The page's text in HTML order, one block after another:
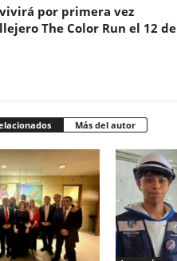
por primera vez
The Color Run el 12 de
Más del autor